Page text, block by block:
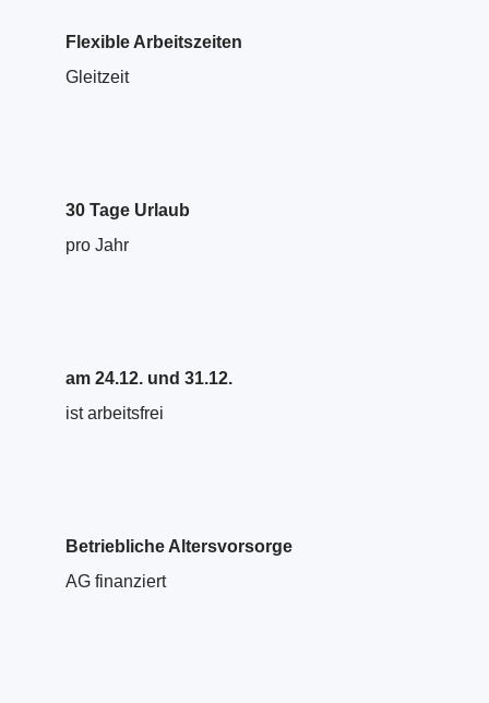
Flexible Arbeitszeiten
Gleitzeit
30 Tage Urlaub
pro Jahr
am 24.12. und 31.12.
ist arbeitsfrei
Betriebliche Altersvorsorge
AG finanziert